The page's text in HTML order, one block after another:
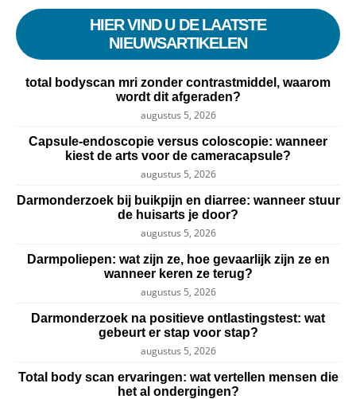
HIER VIND U DE LAATSTE
NIEUWSARTIKELEN
total bodyscan mri zonder contrastmiddel, waarom
wordt dit afgeraden?
augustus 5, 2026
Capsule-endoscopie versus coloscopie: wanneer
kiest de arts voor de cameracapsule?
augustus 5, 2026
Darmonderzoek bij buikpijn en diarree: wanneer stuur
de huisarts je door?
augustus 5, 2026
Darmpoliepen: wat zijn ze, hoe gevaarlijk zijn ze en
wanneer keren ze terug?
augustus 5, 2026
Darmonderzoek na positieve ontlastingstest: wat
gebeurt er stap voor stap?
augustus 5, 2026
Total body scan ervaringen: wat vertellen mensen die
het al ondergingen?